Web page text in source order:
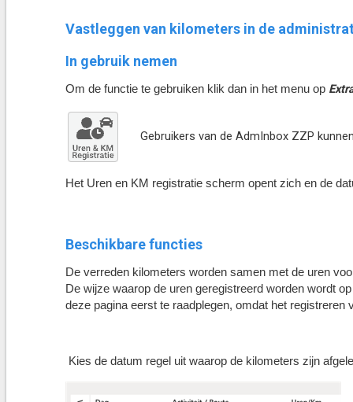
Vastleggen van kilometers in de
In gebruik nemen
Om de functie te gebruiken klik dan in het menu op
Gebruikers van de AdmInbox ZZP
Het Uren en KM registratie scherm opent zich en de
Beschikbare functies
De verreden kilometers worden samen met de uren
De wijze waarop de uren geregistreerd worden wordt
deze pagina eerst te raadplegen, omdat het
Kies de datum regel uit waarop de kilometers zijn